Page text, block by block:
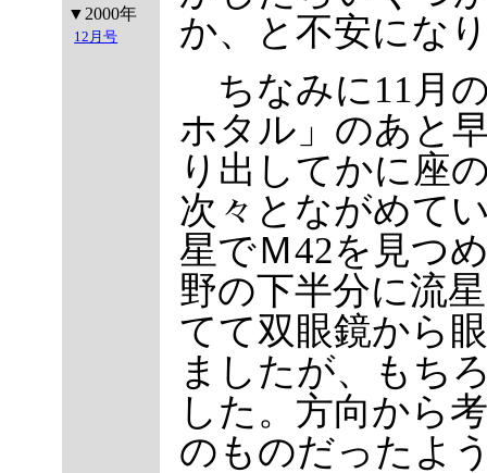
▼2000年
12月号
か、と不安にな
ちなみに11月
ホタル」のあと
り出してかに座
次々とながめて
星でＭ42を見つ
野の下半分に流
てて双眼鏡から
ましたが、もち
した。方向から
のものだったよ